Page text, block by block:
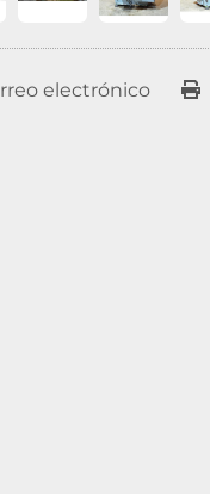
electrónico